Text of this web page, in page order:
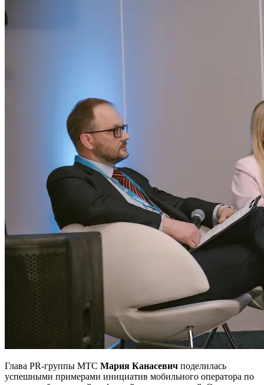
Глава PR-группы МТС Мария Канасевич поделилась
успешными примерами инициатив мобильного оператора по